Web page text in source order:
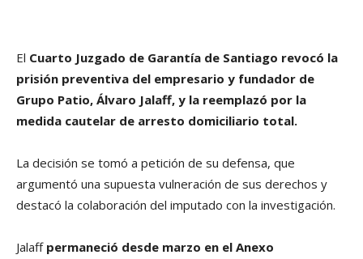
El Cuarto Juzgado de Garantía de Santiago revocó la
prisión preventiva del empresario y fundador de
Grupo Patio, Álvaro Jalaff, y la reemplazó por la
medida cautelar de arresto domiciliario total.
La decisión se tomó a petición de su defensa, que
argumentó una supuesta vulneración de sus derechos y
destacó la colaboración del imputado con la investigación.
Jalaff permaneció desde marzo en el Anexo